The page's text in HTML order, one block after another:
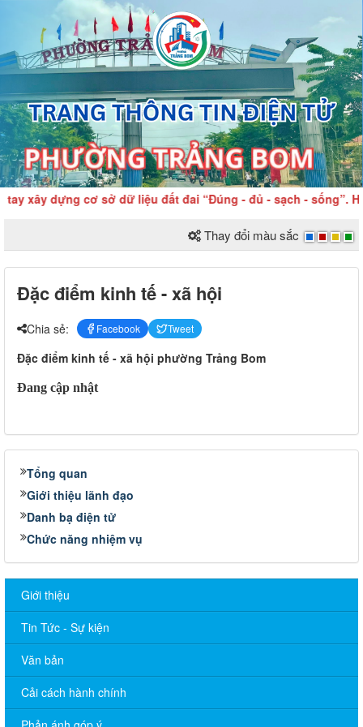
xây dựng cơ sở dữ liệu đất đai “Đúng - đủ - sạch - sống”.
Thay đổi màu sắc
Đặc điểm kinh tế - xã hội
Chia sẻ: Facebook Tweet
Đặc điểm kinh tế - xã hội phường Trảng Bom
Đang cập nhật
Tổng quan
Giới thiệu lãnh đạo
Danh bạ điện tử
Chức năng nhiệm vụ
Giới thiệu
Tin Tức - Sự kiện
Văn bản
Cải cách hành chính